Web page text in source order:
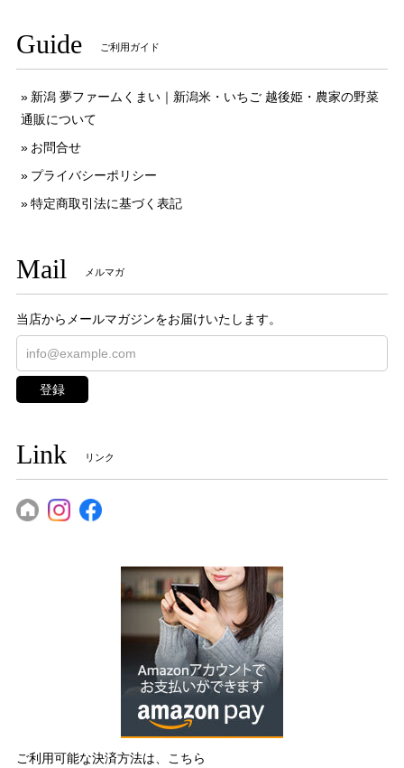
Guide ご利用ガイド
新潟 夢ファームくまい｜新潟米・いちご 越後姫・農家の野菜
通販について
お問合せ
プライバシーポリシー
特定商取引法に基づく表記
Mail メルマガ
当店からメールマガジンをお届けいたします。
登録
Link リンク
ご利用可能な決済方法は、こちら